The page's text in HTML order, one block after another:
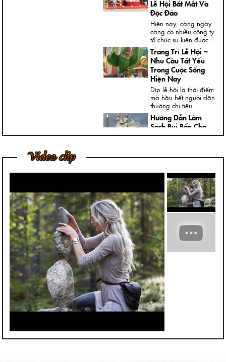
Lễ Hội Bắt Mắt Và
Độc Đáo
Hiện nay, càng ngày
càng có nhiều công ty
tổ chức sự kiện được...
Trang Trí Lễ Hội –
Nhu Cầu Tất Yếu
Trong Cuộc Sống
Hiện Nay
Dịp lễ hội là thời điểm
mà hầu hết người dân
thường chi tiêu...
Hướng Dẫn Làm
Sạch Bụi Bẩn Cho
Tượng Thạch Cao
các...
Bí Quyết Để Tượng
Đá Mỹ Nghệ Luôn
Giữ Được Nước
Bóng Tốt Nhất
Trong điều kiện phát
triển kinh tế, chúng tôi
nhận thấy khách
hàng...
Cách Vệ Sinh Trần
Nhà Thạch Cao Của
Chuyên Gia
Cách vệ sinh trần nhà
thạch cao đúng đắn
và hiệu quả có phải...
Phù Điêu Và Những
Thực Trong Đời
Sống Thường Ngày
Video clip